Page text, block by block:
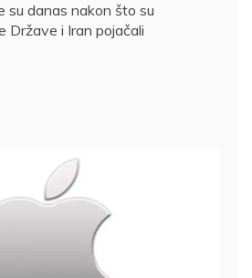
su danas nakon što su
Države i Iran pojačali